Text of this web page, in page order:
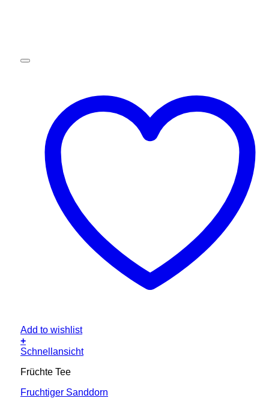
Add to wishlist
+
Schnellansicht
Früchte Tee
Fruchtiger Sanddorn